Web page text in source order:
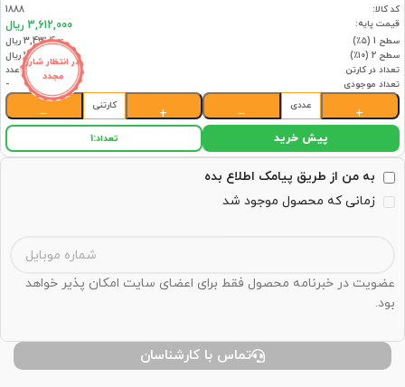
در انتظار شارژ
مجدد
کد کالا:
1888
قیمت پایه:
3,612,000 ریال
سطح 1 (۵٪)
3,431,400 ریال
سطح 2 (۱۰٪)
3,250,800 ریال
تعداد در کارتن
10عدد
تعداد موجودی
-
+
عددی
−
+
کارتنی
−
پیش خرید تعداد:1
به من از طریق پیامک اطلاع بده
زمانی که محصول موجود شد
عضویت در خبرنامه محصول فقط برای اعضای سایت امکان پذیر خواهد
بود.
تماس با کارشناسان